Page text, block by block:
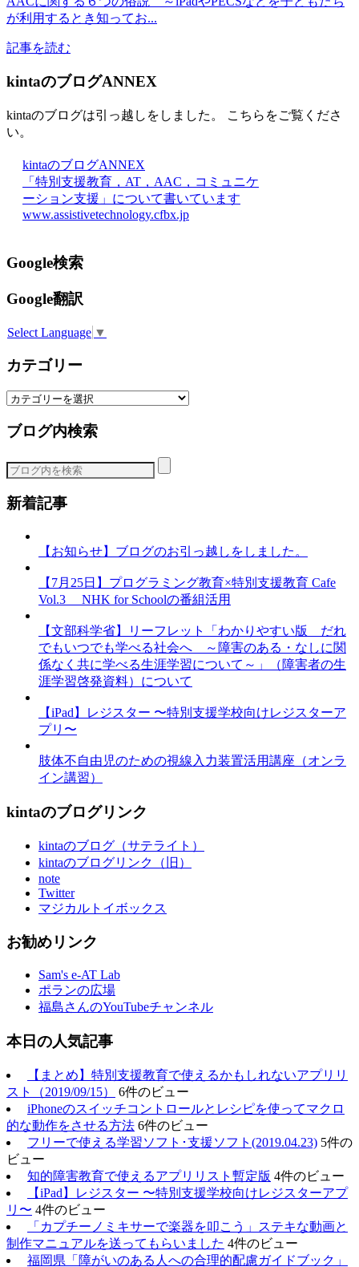
が利用するとき知ってお...
記事を読む
kintaのブログANNEX
kintaのブログは引っ越しをしました。 こちらをご覧くださ
い。
kintaのブログANNEX
「特別支援教育，AT，AAC，コミュニケ
ーション支援」について書いています
www.assistivetechnology.cfbx.jp
Google検索
Google翻訳
Select Language ▼
カテゴリー
カ
ゴ
ー
ブログ内検索
新着記事
【お知らせ】ブログのお引っ越しをしました。
【7月25日】プログラミング教育×特別支援教育 Cafe
Vol.3 NHK for Schoolの番組活用
【文部科学省】リーフレット「わかりやすい版 だれ
でもいつでも学べる社会へ ～障害のある・なしに関
係なく共に学べる生涯学習について～」（障害者の生
涯学習啓発資料）について
【iPad】レジスター 〜特別支援学校向けレジスターア
プリ〜
肢体不自由児のための視線入力装置活用講座（オンラ
イン講習）
kintaのブログリンク
kintaのブログ（サテライト）
kintaのブログリンク（旧）
note
Twitter
マジカルトイボックス
お勧めリンク
Sam's e-AT Lab
ポランの広場
福島さんのYouTubeチャンネル
本日の人気記事
【まとめ】特別支援教育で使えるかもしれないアプリリ
スト（2019/09/15）
6件のビュー
iPhoneのスイッチコントロールとレシピを使ってマクロ
的な動作をさせる方法 6件のビュー
フリーで使える学習ソフト･支援ソフト(2019.04.23) 5件の
ビュー
知的障害教育で使えるアプリリスト暫定版 4件のビュー
【iPad】レジスター 〜特別支援学校向けレジスターアプ
リ〜 4件のビュー
「カプチーノミキサーで楽器を叩こう」ステキな動画と
制作マニュアルを送ってもらいました 4件のビュー
福岡県「障がいのある人への合理的配慮ガイドブック」